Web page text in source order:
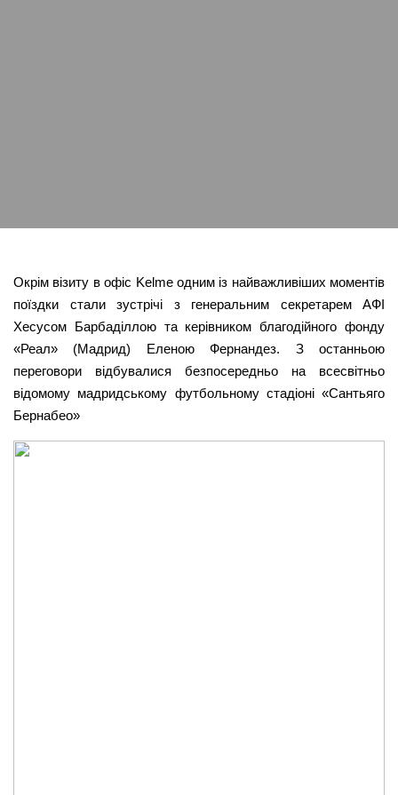
Окрім візиту в офіс Kelme одним із найважливіших моментів
поїздки стали зустрічі з генеральним секретарем АФІ
Хесусом Барбаділлою та керівником благодійного фонду
«Реал» (Мадрид) Еленою Фернандез. З останньою
переговори відбувалися безпосередньо на всесвітньо
відомому мадридському футбольному стадіоні «Сантьяго
Бернабео»